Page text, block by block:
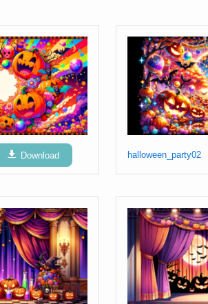
Download halloween_party02